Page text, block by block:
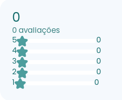
0
0 avaliações
5
0
4
0
3
0
2
0
1
0